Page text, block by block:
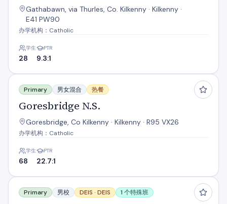
Gathabawn, via Thurles, Co. Kilkenny · Kilkenny ·
E41 PW90
办学机构：Catholic
学生
28
PTR
9.3:1
Goresbridge N.S.
Primary 男女混合 热餐
Goresbridge N.S.
Goresbridge, Co Kilkenny · Kilkenny · R95 VX26
办学机构：Catholic
学生
68
PTR
22.7:1
Graig na Manach Buac
Primary 男校 DEIS · DEIS 1 个特殊班